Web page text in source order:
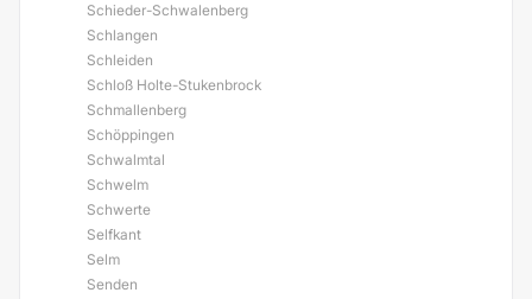
Schieder-Schwalenberg
Schlangen
Schleiden
Schloß Holte-Stukenbrock
Schmallenberg
Schöppingen
Schwalmtal
Schwelm
Schwerte
Selfkant
Selm
Senden